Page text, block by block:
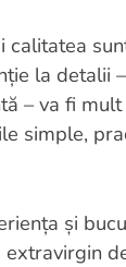
la detalii
– va fi
simple,
și